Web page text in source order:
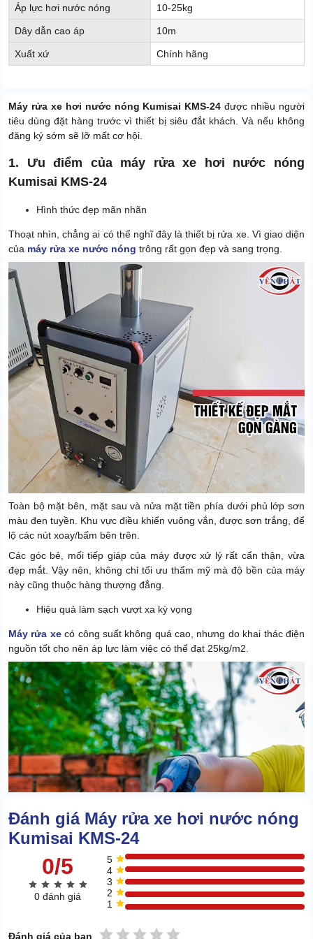
Áp lực hơi nước nóng 10-25kg
Dây dẫn cao áp 10m
Xuất xứ Chính hãng
Máy rửa xe hơi nước nóng Kumisai KMS-24được nhiều người
tiêu dùng đặt hàng trước vì thiết bị siêu đắt khách. Và nếu không
đăng ký sớm sẽ lỡ mất cơ hội.
1. Ưu điểm của máy rửa xe hơi nước nóng
Kumisai KMS-24
Hình thức đẹp mãn nhãn
Thoạt nhìn, chẳng ai có thể nghĩ đây là thiết bị rửa xe. Vì giao diện
của máy rửa xe nước nóng trông rất gọn đẹp và sang trọng.
Toàn bộ mặt bên, mặt sau và nửa mặt tiền phía dưới phủ lớp sơn
màu đen tuyền. Khu vực điều khiển vuông vắn, được sơn trắng, để
lộ các nút xoay/bấm bên trên.
Các góc bẻ, mối tiếp giáp của máy được xử lý rất cẩn thận, vừa
đẹp mắt. Vậy nên, không chỉ tối ưu thẩm mỹ mà độ bền của máy
này cũng thuộc hàng thượng đẳng.
Hiệu quả làm sạch vượt xa kỳ vọng
Máy rửa xecó công suất không quá cao, nhưng do khai thác điện
nguồn tốt cho nên áp lực làm việc có thể đạt 25kg/m2.
Không những thế, do hơi nước có nền nhiệt cao nên khả năng làm
Đánh giá Máy rửa xe hơi nước nóng
Kumisai KMS-24
0/5
0 đánh giá
5
4
3
2
1
Đánh giá của bạn